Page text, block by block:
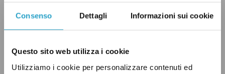
Consenso Dettagli Informazioni sui cookie
Questo sito web utilizza i cookie
Utilizziamo i cookie per personalizzare contenuti ed
camere.